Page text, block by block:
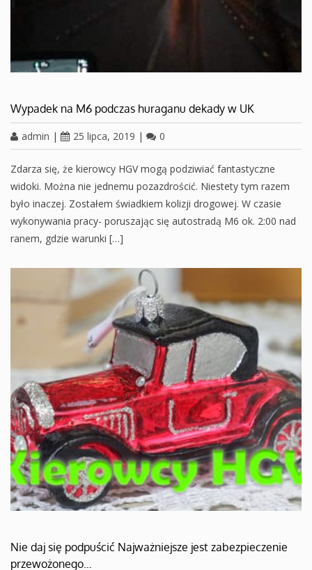
Wypadek na M6 podczas huraganu dekady w UK
admin | 25 lipca, 2019 | 0
Zdarza się, że kierowcy HGV mogą podziwiać fantastyczne
widoki. Można nie jednemu pozazdrościć. Niestety tym razem
było inaczej. Zostałem świadkiem kolizji drogowej. W czasie
wykonywania pracy- poruszając się autostradą M6 ok. 2:00 nad
ranem, gdzie warunki […]
Nie daj się podpuścić Najważniejsze jest zabezpieczenie
przewożonego…